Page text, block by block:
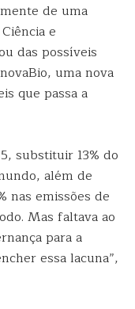
de uma
e
das possíveis
uma nova
que passa a
substituir 13% do
além de
nas emissões de
Mas faltava ao
para a
essa lacuna”,